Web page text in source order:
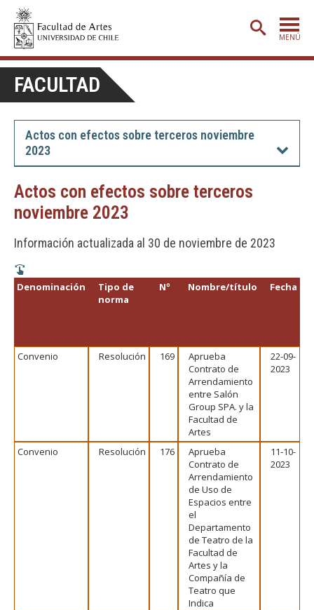
MENÚ
ADMISIÓN
ETAPA BÁSICA
POSTGRADO
CREACIÓNE INVESTIGACIÓN
DEPARTAMENTOS
Estudiantes Funcionarias/os
Egresadas/os
FACULTAD
Actos con efectos sobre terceros noviembre
2023
Actos con efectos sobre terceros
noviembre 2023
Información actualizada al 30 de noviembre de 2023
Denominación
Tipo de
norma
Nº Nombre/título Fecha
Convenio Resolución 169
Aprueba
Contrato de
Arrendamiento
entre Salón
Group SPA. y la
Facultad de
Artes
22-09-
2023
Convenio Resolución 176
Aprueba
Contrato de
Arrendamiento
de Uso de
Espacios entre
el
Departamento
de Teatro de la
Facultad de
Artes y la
Compañía de
Teatro que
Indica
11-10-
2023